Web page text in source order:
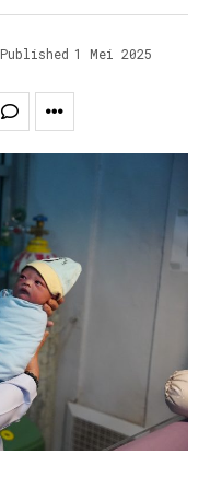
Published 1 Mei 2025